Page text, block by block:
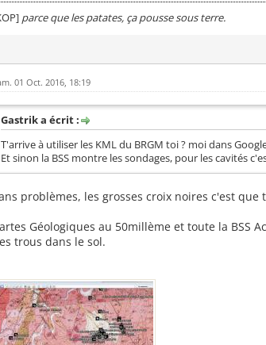
parce que les patates, ça pousse sous terre.
01 Oct. 2016, 18:19
Gastrik a écrit :
T'arrive à utiliser les KML du BRGM toi ? moi dans
Et sinon la BSS montre les sondages, pour les cavités
problèmes, les grosses croix noires c'est
Géologiques au 50millème et toute la BSS
trous dans le sol.